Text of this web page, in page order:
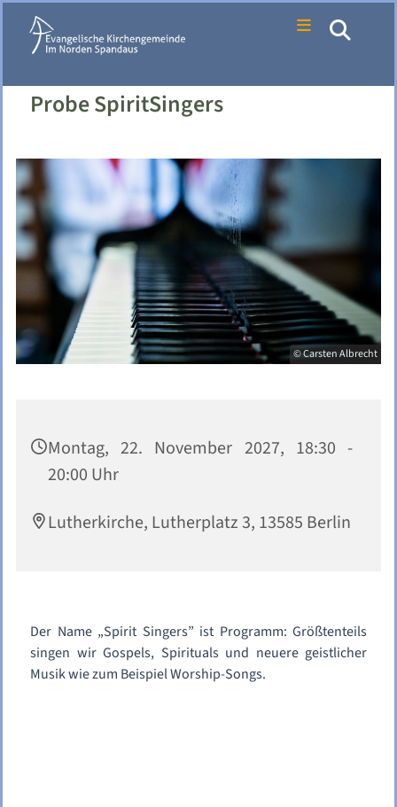
Probe SpiritSingers
© Carsten Albrecht
Montag, 22. November 2027, 18:30 -
20:00 Uhr
Lutherkirche, Lutherplatz 3, 13585 Berlin
Der Name „Spirit Singers” ist Programm: Größtenteils
singen wir Gospels, Spirituals und neuere geistlicher
Musik wie zum Beispiel Worship-Songs.